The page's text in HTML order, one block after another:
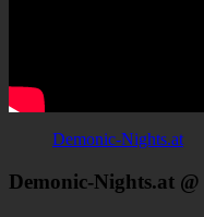
Demonic-Nights.at
Demonic-Nights.at